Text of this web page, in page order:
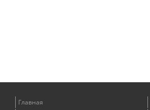
Главная